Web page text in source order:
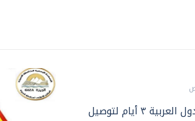
غلق جزئي لشارع جامعة الدول العربية ٣ أيام لتوصيل